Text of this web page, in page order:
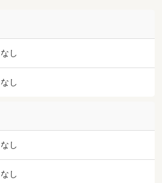
なし
なし
なし
なし